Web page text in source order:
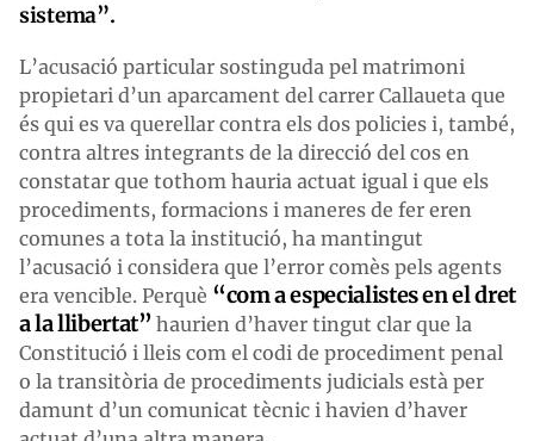
sistema”.
L’acusació particular sostinguda pel matrimoni
propietari d’un aparcament del carrer Callaueta que
és qui es va querellar contra els dos policies i, també,
contra altres integrants de la direcció del cos en
constatar que tothom hauria actuat igual i que els
procediments, formacions i maneres de fer eren
comunes a tota la institució, ha mantingut
l’acusació i considera que l’error comès pels agents
era vencible. Perquè “com a especialistes en el dret
a la llibertat”haurien d’haver tingut clar que la
Constitució i lleis com el codi de procediment penal
o la transitòria de procediments judicials està per
damunt d’un comunicat tècnic i havien d’haver